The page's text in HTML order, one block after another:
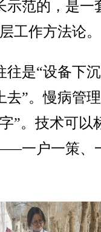
示范的，是一
工作方法论。
是“设备下
去”。慢病管
”。技术可以
一户一策、